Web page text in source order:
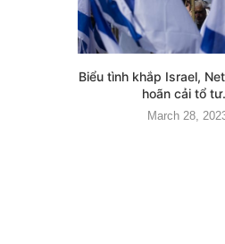
Biểu tình khắp Israel,
hoãn cải tổ
March 28,